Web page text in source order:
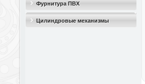
Фурнитура ПВХ
Цилиндровые механизмы